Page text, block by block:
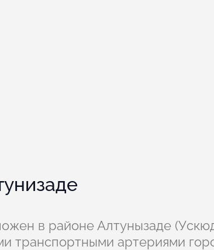
в районе Алтунызаде
транспортными артериями